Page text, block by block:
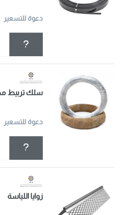
دعوة للتسعير
سلك تربيط
دعوة للتسعير
زوايا اللياسة